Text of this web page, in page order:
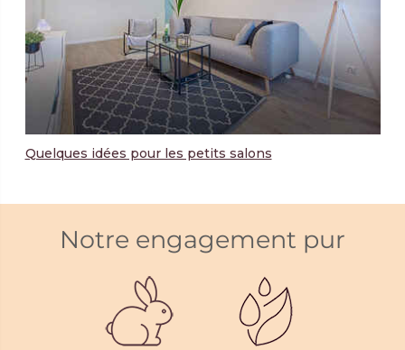
Quelques idées pour les petits salons
Notre engagement pur